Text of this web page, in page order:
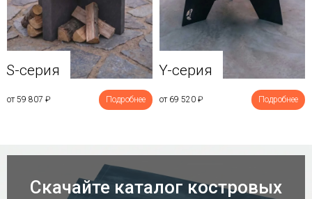
S-серия
от 59 807 ₽ Подробнее
Y-серия
от 69 520 ₽ Подробнее
Скачайте каталог костровых